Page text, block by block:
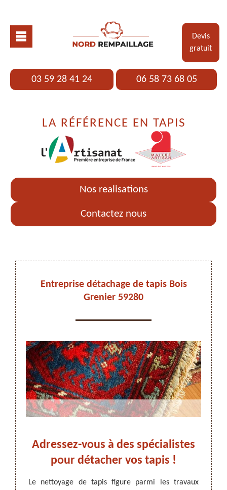
Devis
gratuit
03 59 28 41 24 06 58 73 68 05
LA RÉFÉRENCE EN TAPIS
Nos realisations
Contactez nous
Entreprise détachage de tapis Bois
Grenier 59280
Adressez-vous à des spécialistes
pour détacher vos tapis !
Le nettoyage de tapis figure parmi les travaux